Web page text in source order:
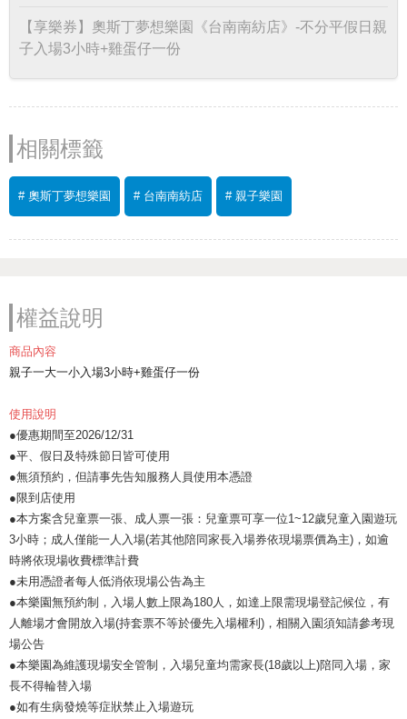
【享樂券】奧斯丁夢想樂園《台南南紡店》-不分平假日親
子入場3小時+雞蛋仔一份
相關標籤
# 奧斯丁夢想樂園 # 台南南紡店 # 親子樂園
權益說明
商品內容
親子一大一小入場3小時+雞蛋仔一份
使用說明
●優惠期間至2026/12/31
●平、假日及特殊節日皆可使用
●無須預約，但請事先告知服務人員使用本憑證
●限到店使用
●本方案含兒童票一張、成人票一張：兒童票可享一位1~12歲兒童入園遊玩
3小時；成人僅能一人入場(若其他陪同家長入場券依現場票價為主)，如逾
時將依現場收費標準計費
●未用憑證者每人低消依現場公告為主
●本樂園無預約制，入場人數上限為180人，如達上限需現場登記候位，有
人離場才會開放入場(持套票不等於優先入場權利)，相關入園須知請參考現
場公告
●本樂園為維護現場安全管制，入場兒童均需家長(18歲以上)陪同入場，家
長不得輪替入場
●如有生病發燒等症狀禁止入場遊玩